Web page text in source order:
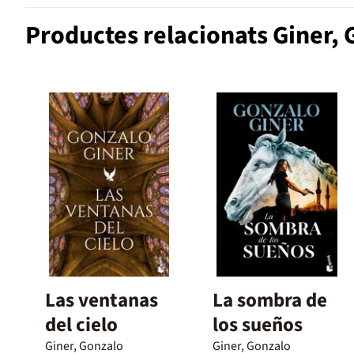
Productes relacionats Giner,
Las ventanas
del cielo
Giner, Gonzalo
La sombra de
los sueños
Giner, Gonzalo